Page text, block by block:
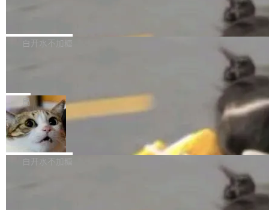
w 不要求标准普通话，方言识别覆盖粤语、吴语
容提供的字体时出现的几个问题 为避免音频加
质的最低采样率）的音频格式将被拒绝 修复了 C
SS 圆角虚线样式中可能存在的问题 如果表单中
的图像元素不在同一个子树中，则它们将不再关
联 加...
发布的 Release Notes，他利用 AI 工具（如 Co
最强的若干项。对于尚未正式发版的 PG 19，则
通过拉取过去一年内（从 PG 18 Beta1 时间点
至今）的所有 commit，同样交由 AI 分析提炼。
经过人工复核，准确度令人满意。这一方法也为
社区爱好者提供了高效跟踪新版本的思路。
白开水不加糖
维护工作一直与我的日常工作、家务、社交生活
和休闲娱乐竞争时间。" 这是 libexpat 维护者 S
ebastian Pipping 写在博客里的话。8 月 4 日，
他宣布了一个新消息：从 2026 年 8 月 1 日起，
他可以全职维护 libexpat 了，最长 6 个月。发
局
Firefox 153.0.3 发布
Firefox 153.0.3 现已发布，具体更新内容如
下： New Smart Window 包含多项增强功能：
白开水不加糖